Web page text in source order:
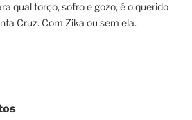
qual torço, sofro e gozo, é o querido
Cruz. Com Zika ou sem ela.